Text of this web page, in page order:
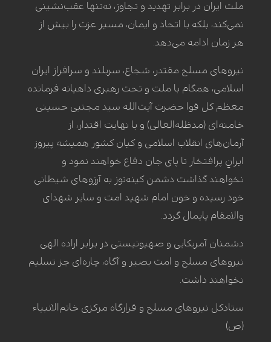
ملت ایران در برابر تهدید و تجاوز، نه‌تنها عقب‌نشینی
نمی‌کند، بلکه با اتحاد و ایمان، مسیر عزت را بیش از
هر زمان ادامه می‌دهد.
نیروهای مسلح مقتدر، شجاع، سربلند و سرافراز ایران
اسلامی، همگام با ملت و تحت رهبری داهیانه فرمانده
معظم کل قوا حضرت آیت‌الله سید مجتبی حسینی
خامنه‌ای (مدظله‌العالی) و با نهایت اقتدار، از
آرمان‌های انقلاب اسلامی و کیان کشور همیشه پیروز
ایرانِ پرافتخار تا پای جان دفاع خواهند نمود و
نخواهند گذاشت دشمن کینه‌توز به آرزوهای شیطانی
خود رسیده و خون امام شهید امت و سایر شهدای
والامقام پایمال گردد.
دشمنان آمریکایی و صهیونیستی در برابر اراده الهی
نیروهای مسلح و امت بصیر و آگاه، چاره‌ای جز تسلیم
نخواهند داشت.
ستادکل نیروهای مسلح و قرارگاه مرکزی خاتم‌الانبیاء
(ص)